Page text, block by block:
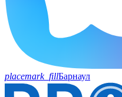
placemark_fillБарнаул